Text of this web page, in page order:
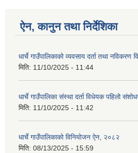
ऐन, कानुन तथा निर्देशिका
धार्चे गाउँपालिकाको व्यवसाय दर्ता तथा
मिति: 11/10/2025 - 11:44
धार्चे गाउँपालिका संस्था दर्ता विधेयक पहिलो
मिति: 11/10/2025 - 11:42
धार्चे गाउँपालिकाको विनियोजन ऐन, २०८२
मिति: 08/13/2025 - 15:59